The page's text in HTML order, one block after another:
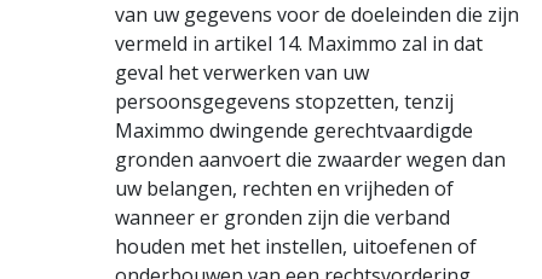
van uw gegevens voor de doeleinden die zijn
vermeld in artikel 14. Maximmo zal in dat
geval het verwerken van uw
persoonsgegevens stopzetten, tenzij
Maximmo dwingende gerechtvaardigde
gronden aanvoert die zwaarder wegen dan
uw belangen, rechten en vrijheden of
wanneer er gronden zijn die verband
houden met het instellen, uitoefenen of